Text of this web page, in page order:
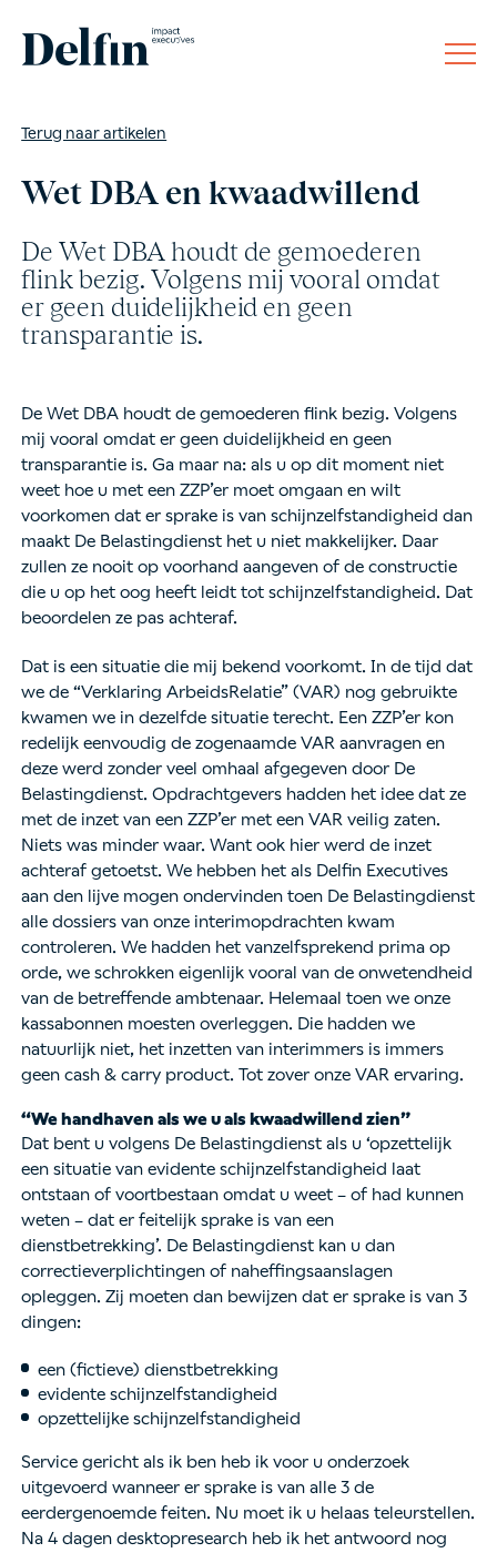
Terug naar artikelen
Wet DBA en kwaadwillend
De Wet DBA houdt de gemoederen
flink bezig. Volgens mij vooral omdat
er geen duidelijkheid en geen
transparantie is.
De Wet DBA houdt de gemoederen flink bezig. Volgens
mij vooral omdat er geen duidelijkheid en geen
transparantie is. Ga maar na: als u op dit moment niet
weet hoe u met een ZZP’er moet omgaan en wilt
voorkomen dat er sprake is van schijnzelfstandigheid dan
maakt De Belastingdienst het u niet makkelijker. Daar
zullen ze nooit op voorhand aangeven of de constructie
die u op het oog heeft leidt tot schijnzelfstandigheid. Dat
beoordelen ze pas achteraf.
Dat is een situatie die mij bekend voorkomt. In de tijd dat
we de “Verklaring ArbeidsRelatie” (VAR) nog gebruikte
kwamen we in dezelfde situatie terecht. Een ZZP’er kon
redelijk eenvoudig de zogenaamde VAR aanvragen en
deze werd zonder veel omhaal afgegeven door De
Belastingdienst. Opdrachtgevers hadden het idee dat ze
met de inzet van een ZZP’er met een VAR veilig zaten.
Niets was minder waar. Want ook hier werd de inzet
achteraf getoetst. We hebben het als Delfin Executives
aan den lijve mogen ondervinden toen De Belastingdienst
alle dossiers van onze interimopdrachten kwam
controleren. We hadden het vanzelfsprekend prima op
orde, we schrokken eigenlijk vooral van de onwetendheid
van de betreffende ambtenaar. Helemaal toen we onze
kassabonnen moesten overleggen. Die hadden we
natuurlijk niet, het inzetten van interimmers is immers
geen cash & carry product. Tot zover onze VAR ervaring.
“We handhaven als we u als kwaadwillend zien”
Dat bent u volgens De Belastingdienst als u ‘opzettelijk
een situatie van evidente schijnzelfstandigheid laat
ontstaan of voortbestaan omdat u weet – of had kunnen
weten – dat er feitelijk sprake is van een
dienstbetrekking’. De Belastingdienst kan u dan
correctieverplichtingen of naheffingsaanslagen
opleggen. Zij moeten dan bewijzen dat er sprake is van 3
dingen:
een (fictieve) dienstbetrekking
evidente schijnzelfstandigheid
opzettelijke schijnzelfstandigheid
Service gericht als ik ben heb ik voor u onderzoek
uitgevoerd wanneer er sprake is van alle 3 de
eerdergenoemde feiten. Nu moet ik u helaas teleurstellen.
Na 4 dagen desktopresearch heb ik het antwoord nog